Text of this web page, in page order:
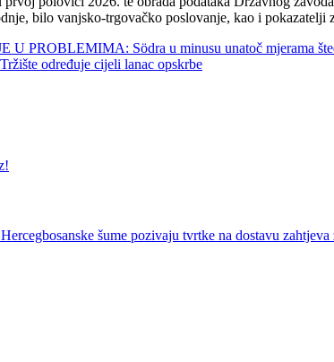
bilo vanjsko-trgovačko poslovanje, kao i pokazatelji
PROBLEMIMA: Södra u minusu unatoč mjerama
određuje cijeli lanac opskrbe
šume pozivaju tvrtke na dostavu zahtjeva